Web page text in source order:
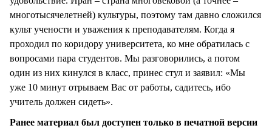
многотысячелетней) культуры, поэтому там давно сложился
культ учености и уважения к преподавателям. Когда я
проходил по коридору университета, ко мне обратилась с
вопросами пара студентов. Мы разговорились, а потом
один из них кинулся в класс, принес стул и заявил: «Мы
уже 10 минут отрываем Вас от работы, садитесь, ибо
учитель должен сидеть».
Ранее материал был доступен только в печатной версии